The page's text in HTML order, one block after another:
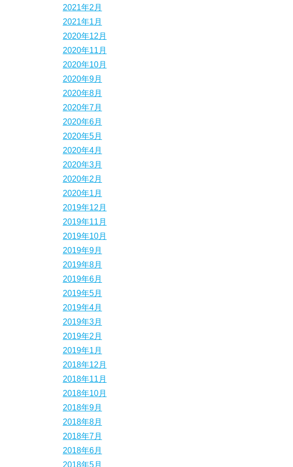
2021年2月
2021年1月
2020年12月
2020年11月
2020年10月
2020年9月
2020年8月
2020年7月
2020年6月
2020年5月
2020年4月
2020年3月
2020年2月
2020年1月
2019年12月
2019年11月
2019年10月
2019年9月
2019年8月
2019年6月
2019年5月
2019年4月
2019年3月
2019年2月
2019年1月
2018年12月
2018年11月
2018年10月
2018年9月
2018年8月
2018年7月
2018年6月
2018年5月